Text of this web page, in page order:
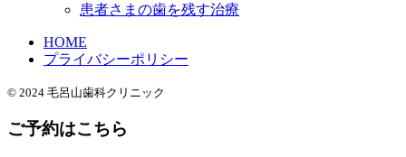
患者さまの歯を残す治療
HOME
プライバシーポリシー
© 2024 毛呂山歯科クリニック
ご予約はこちら